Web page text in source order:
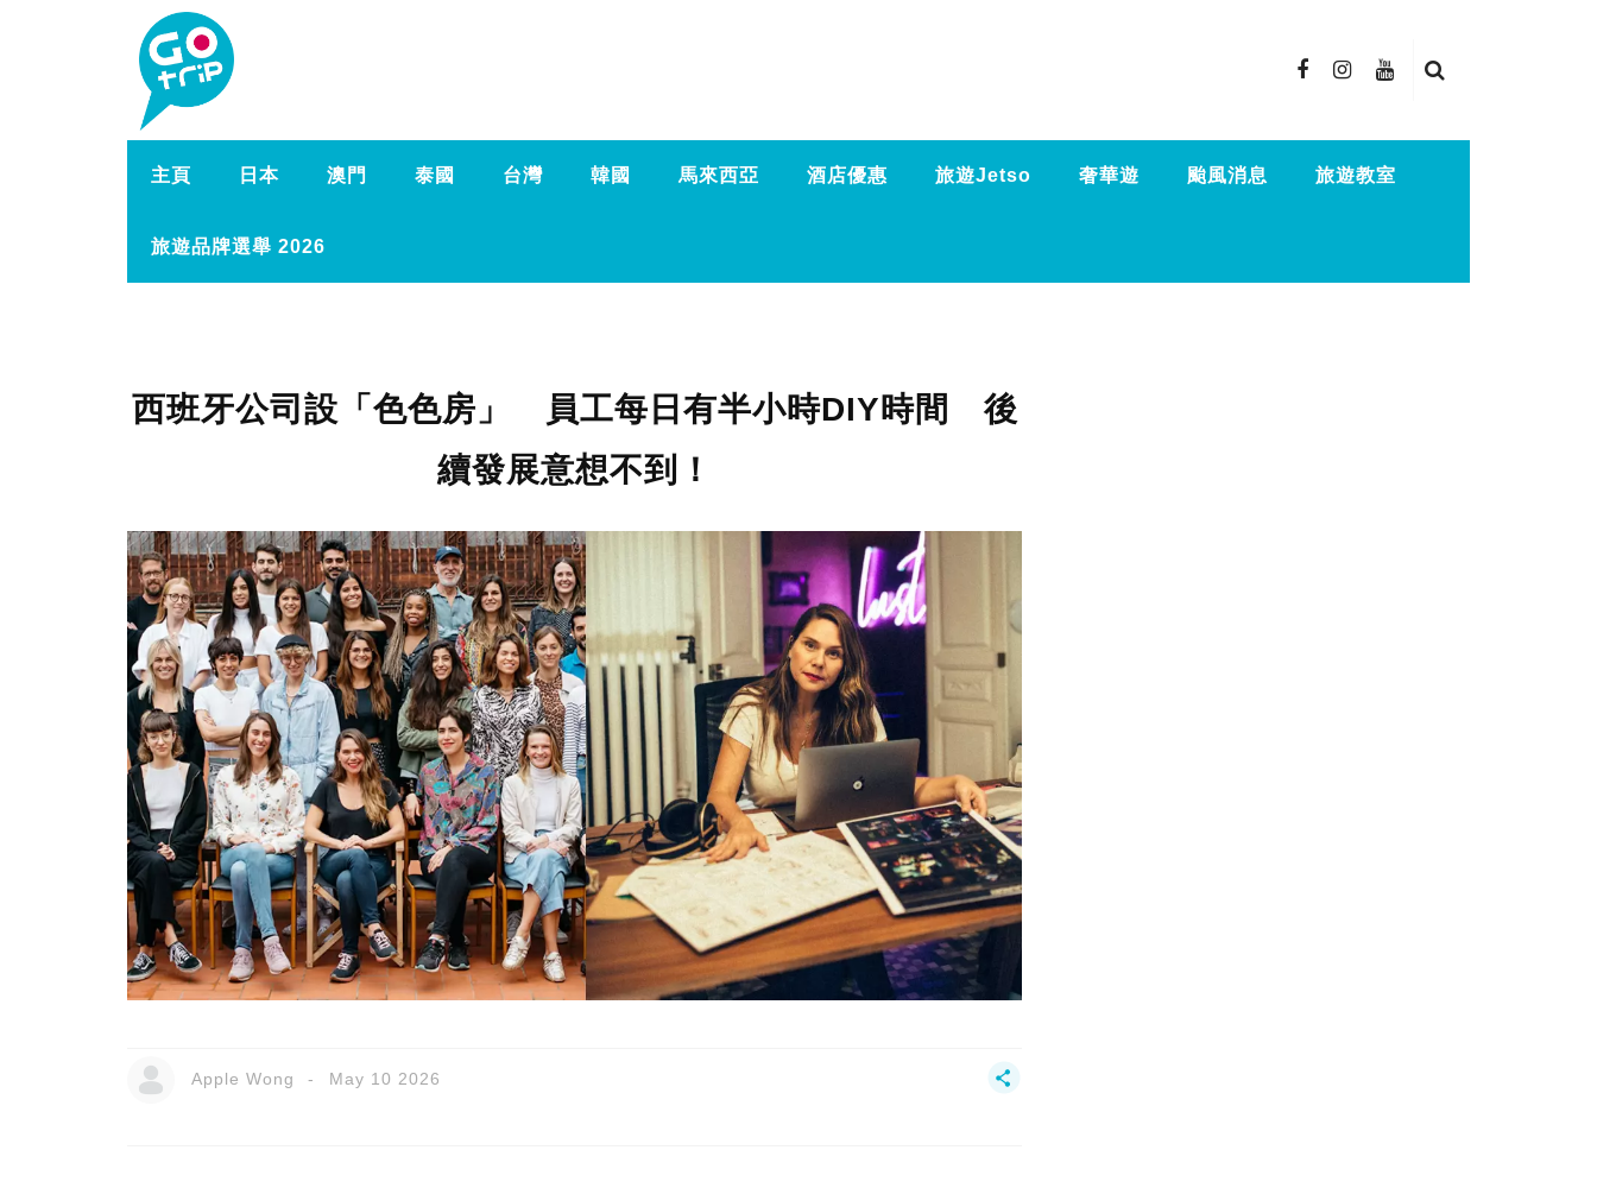
主頁 日本 澳門 泰國 台灣 韓國 馬來西亞 酒店優惠 旅遊Jetso 奢華遊 颱風消息 旅遊教室
旅遊品牌選舉 2026
西班牙公司設「色色房」 員工每日有半小時DIY時間 後
續發展意想不到！
Apple Wong May 10 2026